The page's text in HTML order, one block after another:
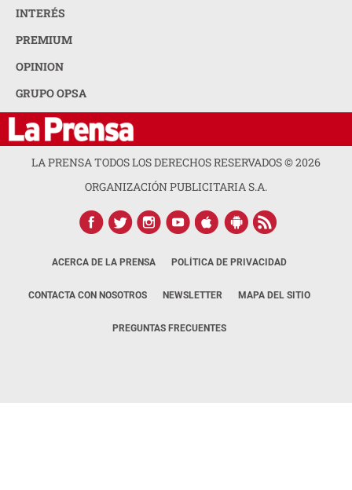
INTERÉS
PREMIUM
OPINION
GRUPO OPSA
LA PRENSA TODOS LOS DERECHOS RESERVADOS ©2026
ORGANIZACIÓN PUBLICITARIA S.A.
ACERCA DE LA PRENSA POLÍTICA DE PRIVACIDAD
CONTACTA CON NOSOTROS NEWSLETTER MAPA DEL SITIO
PREGUNTAS FRECUENTES